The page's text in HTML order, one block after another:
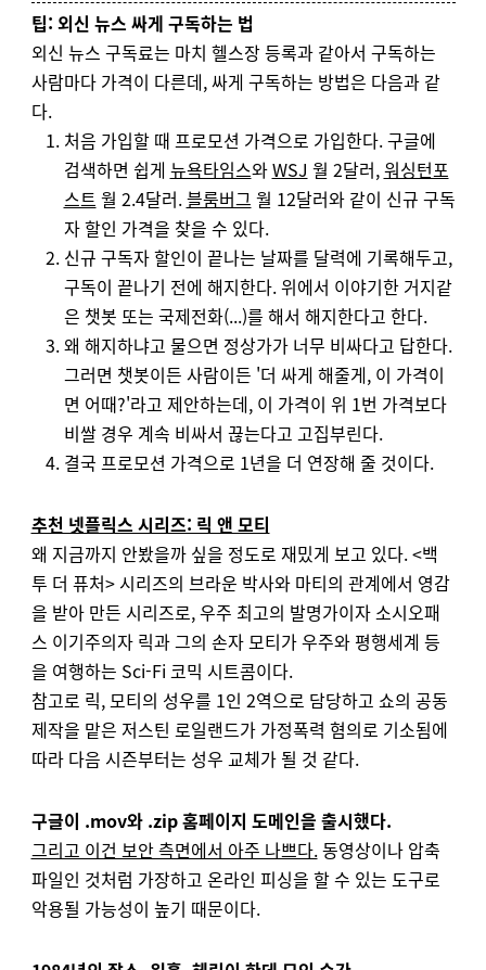
팁: 외신 뉴스 싸게 구독하는 법
외신 뉴스 구독료는 마치 헬스장 등록과 같아서 구독하는
사람마다 가격이 다른데, 싸게 구독하는 방법은 다음과 같
다.
처음 가입할 때 프로모션 가격으로 가입한다. 구글에
검색하면 쉽게 뉴욕타임스와WSJ 월 2달러,워싱턴포
스트 월 2.4달러.블룸버그 월 12달러와 같이 신규 구독
자 할인 가격을 찾을 수 있다.
신규 구독자 할인이 끝나는 날짜를 달력에 기록해두고,
구독이 끝나기 전에 해지한다. 위에서 이야기한 거지같
은 챗봇 또는 국제전화(...)를 해서 해지한다고 한다.
왜 해지하냐고 물으면 정상가가 너무 비싸다고 답한다.
그러면 챗봇이든 사람이든 '더 싸게 해줄게, 이 가격이
면 어때?'라고 제안하는데, 이 가격이 위 1번 가격보다
비쌀 경우 계속 비싸서 끊는다고 고집부린다.
결국 프로모션 가격으로 1년을 더 연장해 줄 것이다.
추천 넷플릭스 시리즈: 릭 앤 모티
왜 지금까지 안봤을까 싶을 정도로 재밌게 보고 있다. <백
투 더 퓨처> 시리즈의 브라운 박사와 마티의 관계에서 영감
을 받아 만든 시리즈로, 우주 최고의 발명가이자 소시오패
스 이기주의자 릭과 그의 손자 모티가 우주와 평행세계 등
을 여행하는 Sci-Fi 코믹 시트콤이다.
참고로 릭, 모티의 성우를 1인 2역으로 담당하고 쇼의 공동
제작을 맡은 저스틴 로일랜드가 가정폭력 혐의로 기소됨에
따라 다음 시즌부터는 성우 교체가 될 것 같다.
구글이 .mov와 .zip 홈페이지 도메인을 출시했다.
그리고 이건 보안 측면에서 아주 나쁘다.동영상이나 압축
파일인 것처럼 가장하고 온라인 피싱을 할 수 있는 도구로
악용될 가능성이 높기 때문이다.